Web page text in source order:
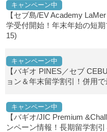
キャンペーン中
【セブ島/EV Academy
学受付開始！年末年始の短
15)
キャンペーン中
【バギオ PINES／セブ
ョン＆年末留学割引！併用で
キャンペーン中
【バギオ/JIC Premium
ンペーン情報！長期留学割